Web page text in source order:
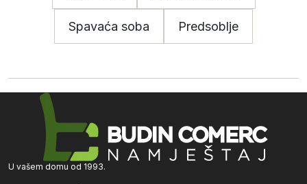
Spavaća soba Predsoblje
U vašem domu od 1993.